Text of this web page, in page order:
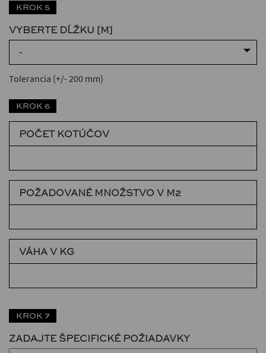
KROK 5
VYBERTE DĹŽKU [M]
-
Tolerancia (+/- 200 mm)
KROK 6
POČET KOTÚČOV
POŽADOVANÉ MNOŽSTVO V M2
VÁHA V KG
KROK 7
ZADAJTE ŠPECIFICKÉ POŽIADAVKY